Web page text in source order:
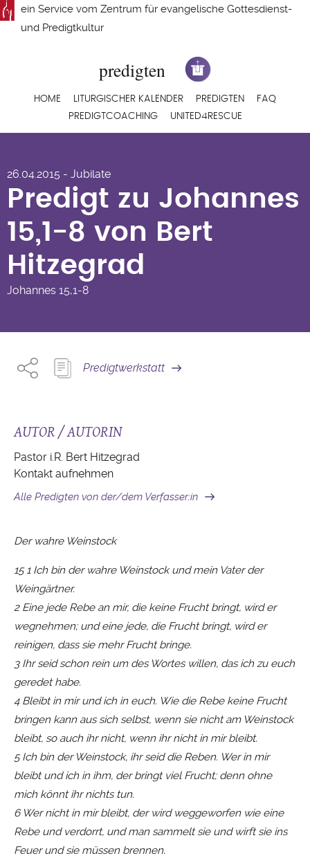
Direkt
zum
ein Service vom Zentrum für evangelische Gottesdienst-
und Predigtkultur
Hauptnavigation
HOME LITURGISCHER KALENDER PREDIGTEN
FAQ
PREDIGTCOACHING
UNITED4RESCUE
15,1-8 von Bert
Hitzegrad
26.04.2015 - Jubilate
Predigt zu Johannes
15,1-8 von Bert
Hitzegrad
Johannes 15,1-8
Predigtwerkstatt
AUTOR / AUTORIN
Pastor i.R. Bert Hitzegrad
Kontakt aufnehmen
Alle Predigten von der/dem Verfasser:in
Der wahre Weinstock
15 1 Ich bin der wahre Weinstock und mein Vater der
Weingärtner.
2 Eine jede Rebe an mir, die keine Frucht bringt, wird er
wegnehmen; und eine jede, die Frucht bringt, wird er
reinigen, dass sie mehr Frucht bringe.
3 Ihr seid schon rein um des Wortes willen, das ich zu euch
geredet habe.
4 Bleibt in mir und ich in euch. Wie die Rebe keine Frucht
bringen kann aus sich selbst, wenn sie nicht am Weinstock
bleibt, so auch ihr nicht, wenn ihr nicht in mir bleibt.
5 Ich bin der Weinstock, ihr seid die Reben. Wer in mir
bleibt und ich in ihm, der bringt viel Frucht; denn ohne
mich könnt ihr nichts tun.
6 Wer nicht in mir bleibt, der wird weggeworfen wie eine
Rebe und verdorrt, und man sammelt sie und wirft sie ins
Feuer und sie müssen brennen.